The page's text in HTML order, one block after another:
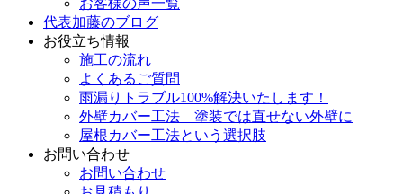
お客様の声一覧
代表加藤のブログ
お役立ち情報
施工の流れ
よくあるご質問
雨漏りトラブル100%解決いたします！
外壁カバー工法 塗装では直せない外壁に
屋根カバー工法という選択肢
お問い合わせ
お問い合わせ